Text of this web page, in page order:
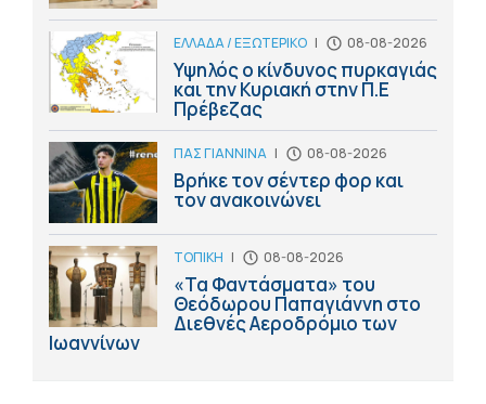
ΕΛΛΑΔΑ / ΕΞΩΤΕΡΙΚΟ | 08-08-2026
Υψηλός ο κίνδυνος πυρκαγιάς
και την Κυριακή στην Π.Ε
Πρέβεζας
ΠΑΣ ΓΙΑΝΝΙΝΑ | 08-08-2026
Βρήκε τον σέντερ φορ και
τον ανακοινώνει
ΤΟΠΙΚΗ | 08-08-2026
«Τα Φαντάσματα» του
Θεόδωρου Παπαγιάννη στο
Διεθνές Αεροδρόμιο των
Ιωαννίνων